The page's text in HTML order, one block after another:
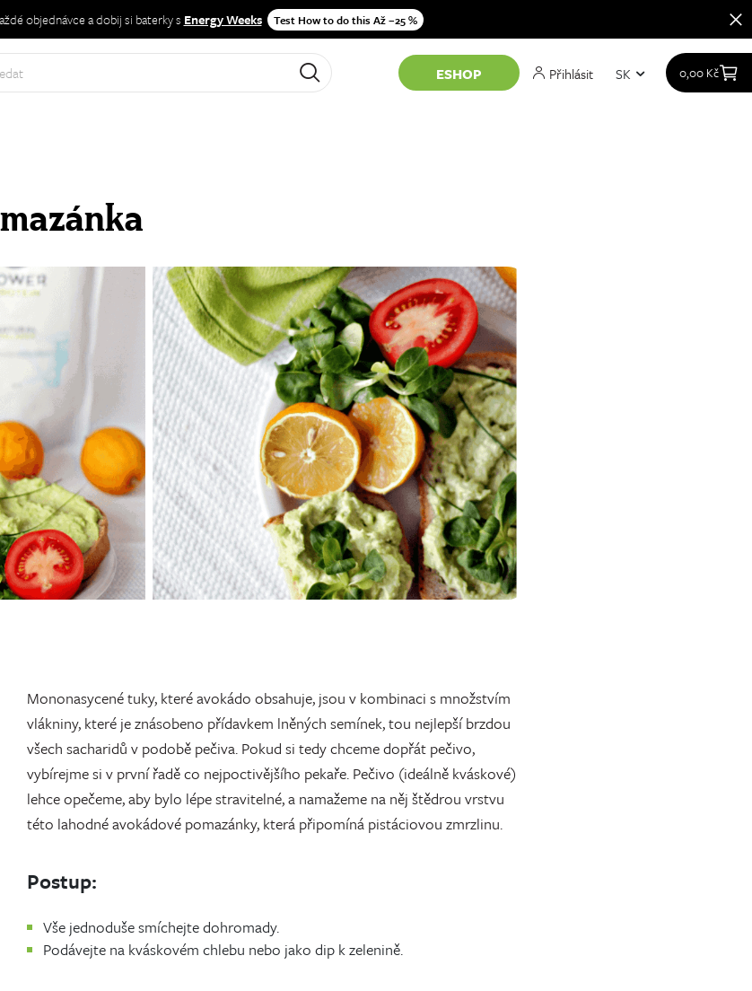
objednávce a dobij si baterky s Energy Weeks Test How to do this Až −25 %
Hledat
ESHOP Přihlásit SK 0,00 Kč
zde Články Recepty Rozhovory
Mononasycené tuky, které avokádo obsahuje, jsou v kombinaci s množstvím
vlákniny, které je znásobeno přídavkem lněných semínek, tou nejlepší brzdou
všech sacharidů v podobě pečiva. Pokud si tedy chceme dopřát pečivo,
vybírejme si v první řadě co nejpoctivějšího pekaře. Pečivo (ideálně kváskové)
lehce opečeme, aby bylo lépe stravitelné, a namažeme na něj štědrou vrstvu
této lahodné avokádové pomazánky, která připomíná pistáciovou zmrzlinu.
Postup:
Vše jednoduše smíchejte dohromady.
Podávejte na kváskovém chlebu nebo jako dip k zelenině.